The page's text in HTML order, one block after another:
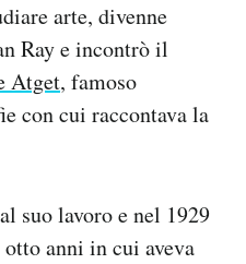
arte, divenne
Ray e incontrò il
Atget, famoso
con cui raccontava la
suo lavoro e nel 1929
anni in cui aveva